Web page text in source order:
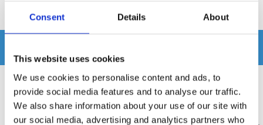
Consent Details About
This website uses cookies
We use cookies to personalise content and ads, to
provide social media features and to analyse our traffic.
We also share information about your use of our site with
our social media, advertising and analytics partners who
Produkten har inga recensioner
-23%